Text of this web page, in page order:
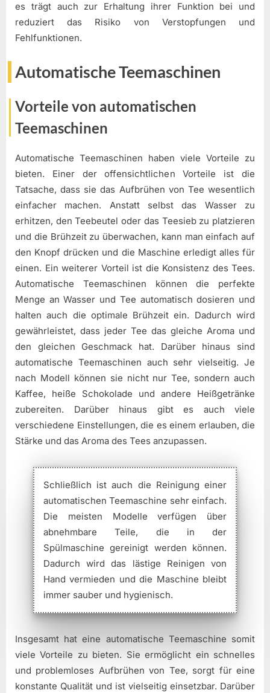
es trägt auch zur Erhaltung ihrer Funktion bei und
reduziert das Risiko von Verstopfungen und
Fehlfunktionen.
Automatische Teemaschinen
Vorteile von automatischen
Teemaschinen
Automatische Teemaschinen haben viele Vorteile zu
bieten. Einer der offensichtlichen Vorteile ist die
Tatsache, dass sie das Aufbrühen von Tee wesentlich
einfacher machen. Anstatt selbst das Wasser zu
erhitzen, den Teebeutel oder das Teesieb zu platzieren
und die Brühzeit zu überwachen, kann man einfach auf
den Knopf drücken und die Maschine erledigt alles für
einen. Ein weiterer Vorteil ist die Konsistenz des Tees.
Automatische Teemaschinen können die perfekte
Menge an Wasser und Tee automatisch dosieren und
halten auch die optimale Brühzeit ein. Dadurch wird
gewährleistet, dass jeder Tee das gleiche Aroma und
den gleichen Geschmack hat. Darüber hinaus sind
automatische Teemaschinen auch sehr vielseitig. Je
nach Modell können sie nicht nur Tee, sondern auch
Kaffee, heiße Schokolade und andere Heißgetränke
zubereiten. Darüber hinaus gibt es auch viele
verschiedene Einstellungen, die es einem erlauben, die
Stärke und das Aroma des Tees anzupassen.
Schließlich ist auch die Reinigung einer
automatischen Teemaschine sehr einfach.
Die meisten Modelle verfügen über
abnehmbare Teile, die in der
Spülmaschine gereinigt werden können.
Dadurch wird das lästige Reinigen von
Hand vermieden und die Maschine bleibt
immer sauber und hygienisch.
Insgesamt hat eine automatische Teemaschine somit
viele Vorteile zu bieten. Sie ermöglicht ein schnelles
und problemloses Aufbrühen von Tee, sorgt für eine
konstante Qualität und ist vielseitig einsetzbar. Darüber